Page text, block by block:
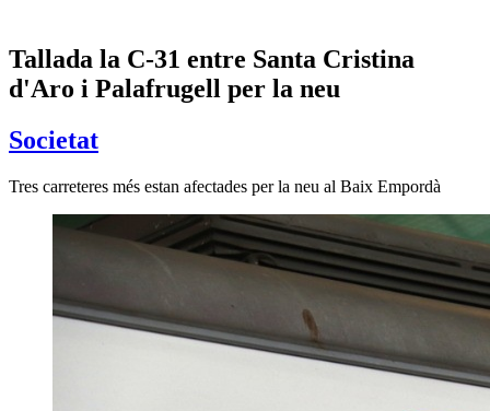
Tallada la C-31 entre Santa Cristina
d'Aro i Palafrugell per la neu
Societat
Tres carreteres més estan afectades per la neu al Baix Empordà